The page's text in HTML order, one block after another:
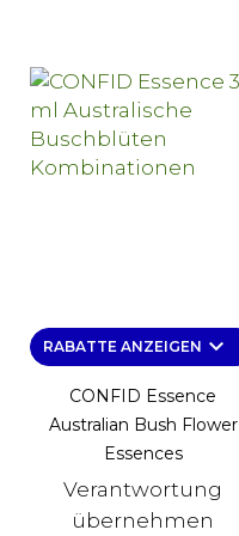
RABATTE ANZEIGEN keyboard_arrow_down
CONFID Essence
Australian Bush Flower
Essences
Verantwortung
übernehmen